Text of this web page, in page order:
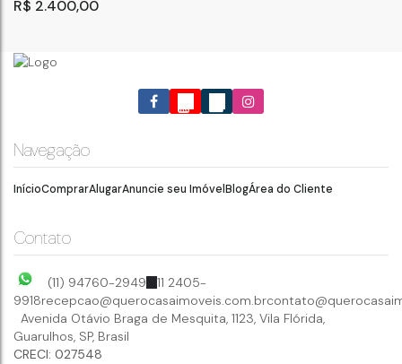
Apartamento com 3 Quartos para Locação, Jardim
R$ 2.400,00
3
70.00m² 1
Navegação
InícioComprarAlugarAnuncie seu ImóvelBlogÁrea do Cliente
Contato
(11) 94760-2949
11 2405-
9918recepcao@querocasaimoveis.com.br
Avenida Otávio Braga de Mesquita, 1123, Vila Flórida,
Guarulhos, SP, Brasil
CRECI: 027548